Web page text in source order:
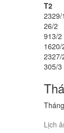
T2
2329/1
26/2
913/2
1620/
2327/
305/3
Lịch